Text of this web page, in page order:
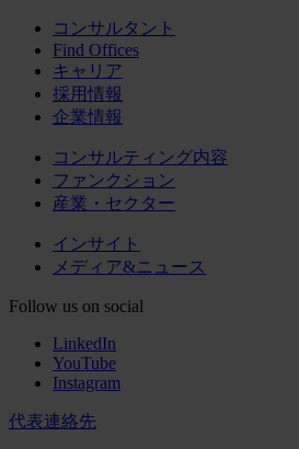
コンサルタント
Find Offices
キャリア
採用情報
企業情報
コンサルティング内容
ファンクション
産業・セクター
インサイト
メディア&ニュース
Follow us on social
LinkedIn
YouTube
Instagram
代表連絡先